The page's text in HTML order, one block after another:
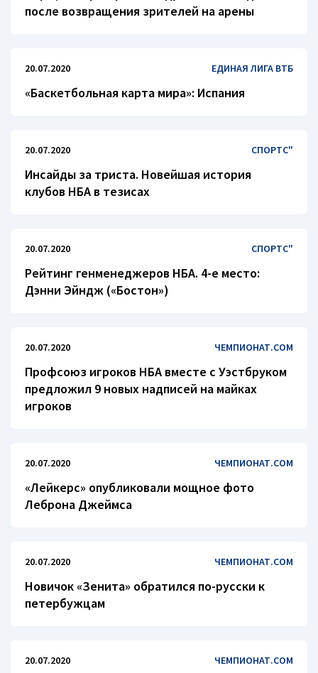
после возвращения зрителей на арены
20.07.2020 ЕДИНАЯ ЛИГА ВТБ
«Баскетбольная карта мира»: Испания
20.07.2020 СПОРТС"
Инсайды за триста. Новейшая история
клубов НБА в тезисах
20.07.2020 СПОРТС"
Рейтинг генменеджеров НБА. 4-е место:
Дэнни Эйндж («Бостон»)
20.07.2020 ЧЕМПИОНАТ.COM
Профсоюз игроков НБА вместе с Уэстбруком
предложил 9 новых надписей на майках
игроков
20.07.2020 ЧЕМПИОНАТ.COM
«Лейкерс» опубликовали мощное фото
Леброна Джеймса
20.07.2020 ЧЕМПИОНАТ.COM
Новичок «Зенита» обратился по-русски к
петербужцам
20.07.2020 ЧЕМПИОНАТ.COM